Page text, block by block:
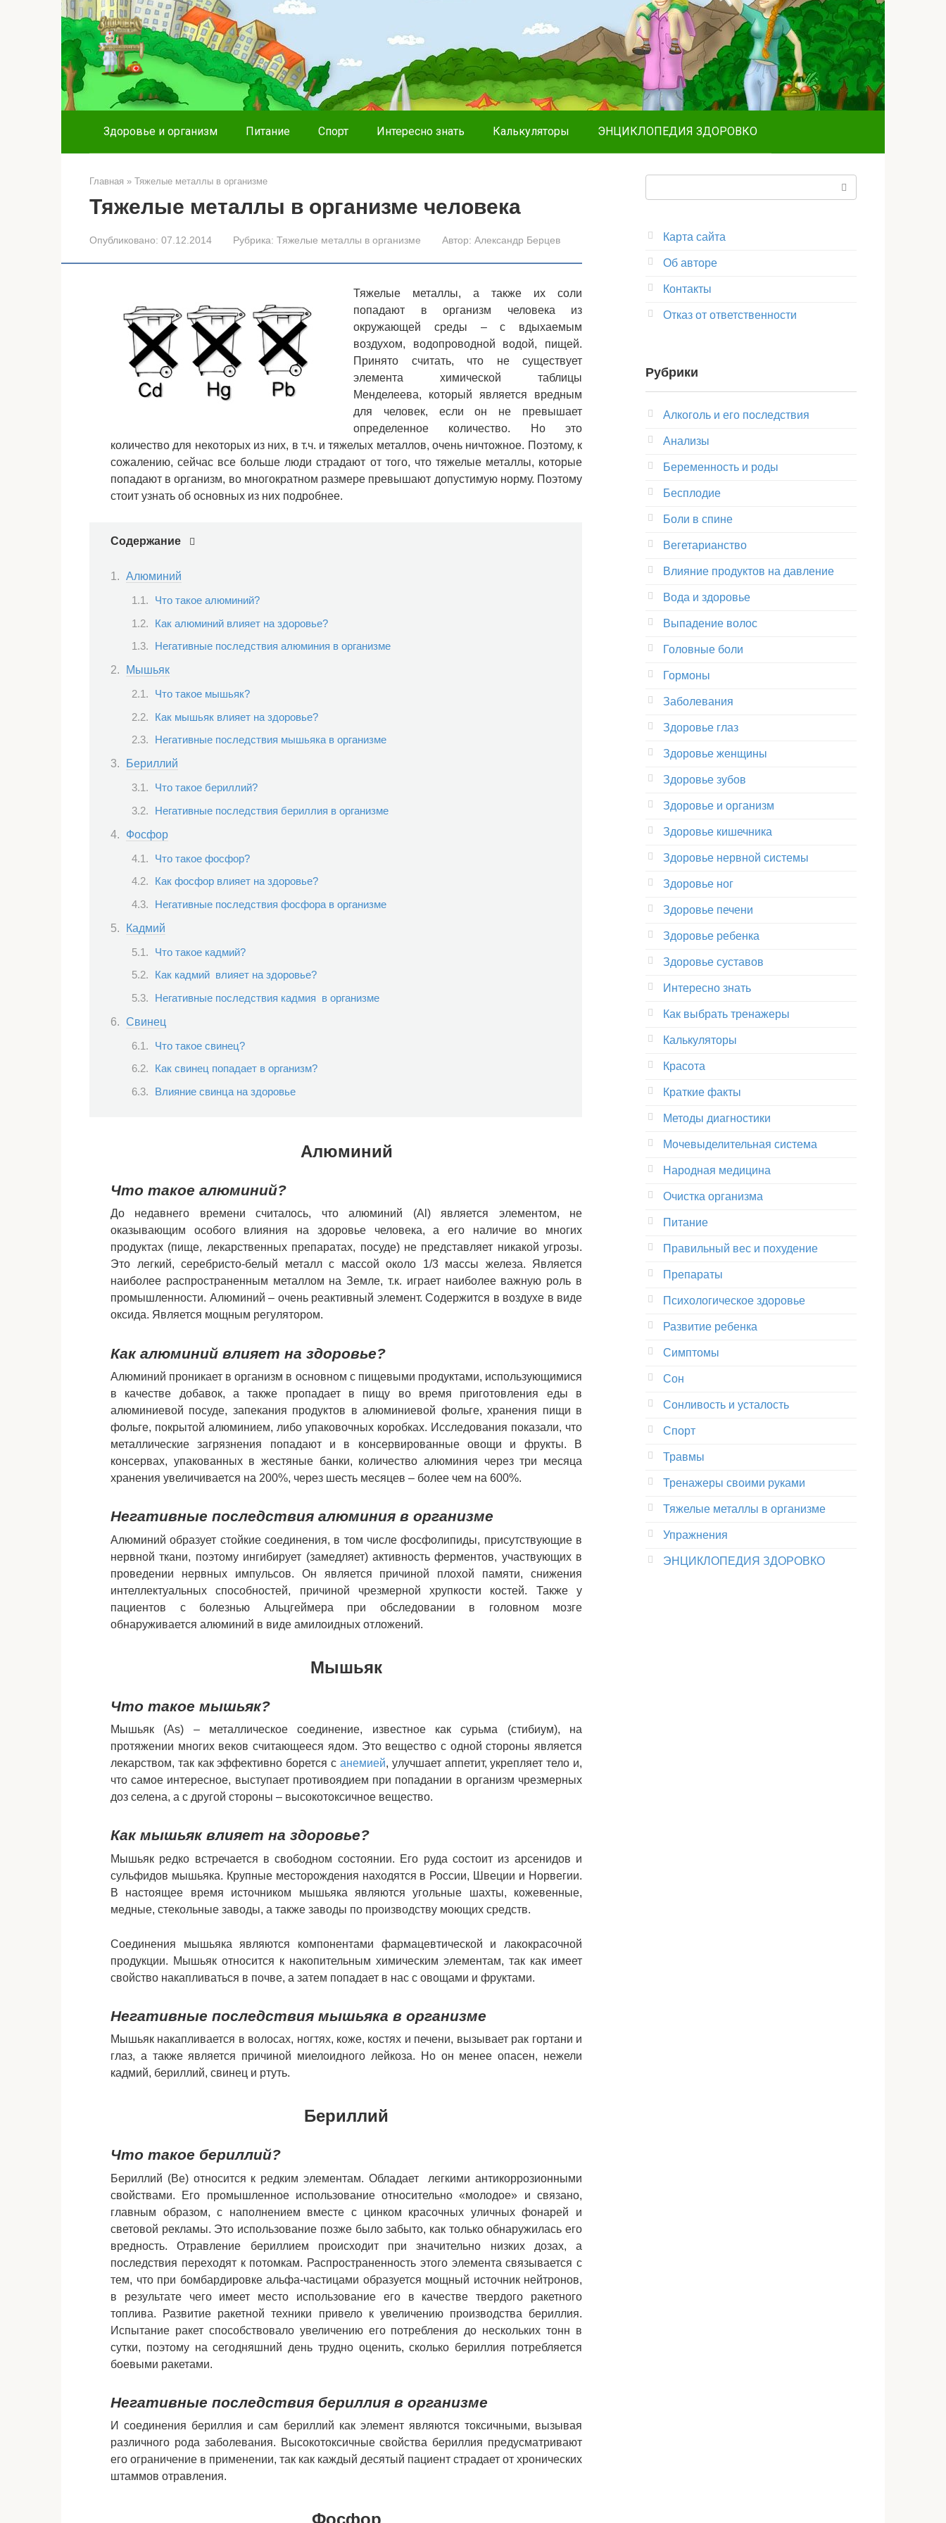
Здоровье и организм Питание Спорт Интересно знать Калькуляторы ЭНЦИКЛОПЕДИЯ ЗДОРОВКО
Главная » Тяжелые металлы в организме
Тяжелые металлы в организме человека
Опубликовано: 07.12.2014 Рубрика: Тяжелые металлы в организме Автор: Александр Берцев
Тяжелые металлы, а также их соли
попадают в организм человека из
окружающей среды – с вдыхаемым
воздухом, водопроводной водой, пищей.
Принято считать, что не существует
элемента химической таблицы
Менделеева, который является вредным
для человек, если он не превышает
определенное количество. Но это
количество для некоторых из них, в т.ч. и тяжелых металлов, очень ничтожное. Поэтому, к
сожалению, сейчас все больше люди страдают от того, что тяжелые металлы, которые
попадают в организм, во многократном размере превышают допустимую норму. Поэтому
стоит узнать об основных из них подробнее.
Содержание
Алюминий
Что такое алюминий?
Как алюминий влияет на здоровье?
Негативные последствия алюминия в организме
Мышьяк
Что такое мышьяк?
Как мышьяк влияет на здоровье?
Негативные последствия мышьяка в организме
Бериллий
Что такое бериллий?
Негативные последствия бериллия в организме
Фосфор
Что такое фосфор?
Как фосфор влияет на здоровье?
Негативные последствия фосфора в организме
Кадмий
Что такое кадмий?
Как кадмий влияет на здоровье?
Негативные последствия кадмия в организме
Свинец
Что такое свинец?
Как свинец попадает в организм?
Влияние свинца на здоровье
Алюминий
Что такое алюминий?
До недавнего времени считалось, что алюминий (Al) является элементом, не
оказывающим особого влияния на здоровье человека, а его наличие во многих
продуктах (пище, лекарственных препаратах, посуде) не представляет никакой угрозы.
Это легкий, серебристо-белый металл с массой около 1/3 массы железа. Является
наиболее распространенным металлом на Земле, т.к. играет наиболее важную роль в
промышленности. Алюминий – очень реактивный элемент. Содержится в воздухе в виде
оксида. Является мощным регулятором.
Как алюминий влияет на здоровье?
Алюминий проникает в организм в основном с пищевыми продуктами, использующимися
в качестве добавок, а также пропадает в пищу во время приготовления еды в
алюминиевой посуде, запекания продуктов в алюминиевой фольге, хранения пищи в
фольге, покрытой алюминием, либо упаковочных коробках. Исследования показали, что
металлические загрязнения попадают и в консервированные овощи и фрукты. В
консервах, упакованных в жестяные банки, количество алюминия через три месяца
хранения увеличивается на 200%, через шесть месяцев – более чем на 600%.
Негативные последствия алюминия в организме
Алюминий образует стойкие соединения, в том числе фосфолипиды, присутствующие в
нервной ткани, поэтому ингибирует (замедляет) активность ферментов, участвующих в
проведении нервных импульсов. Он является причиной плохой памяти, снижения
интеллектуальных способностей, причиной чрезмерной хрупкости костей. Также у
пациентов с болезнью Альцгеймера при обследовании в головном мозге
обнаруживается алюминий в виде амилоидных отложений.
Мышьяк
Что такое мышьяк?
Мышьяк (As) – металлическое соединение, известное как сурьма (стибиум), на
протяжении многих веков считающееся ядом. Это вещество с одной стороны является
лекарством, так как эффективно борется с анемией, улучшает аппетит, укрепляет тело и,
что самое интересное, выступает противоядием при попадании в организм чрезмерных
доз селена, а с другой стороны – высокотоксичное вещество.
Как мышьяк влияет на здоровье?
Мышьяк редко встречается в свободном состоянии. Его руда состоит из арсенидов и
сульфидов мышьяка. Крупные месторождения находятся в России, Швеции и Норвегии.
В настоящее время источником мышьяка являются угольные шахты, кожевенные,
медные, стекольные заводы, а также заводы по производству моющих средств.
Соединения мышьяка являются компонентами фармацевтической и лакокрасочной
продукции. Мышьяк относится к накопительным химическим элементам, так как имеет
свойство накапливаться в почве, а затем попадает в нас с овощами и фруктами.
Негативные последствия мышьяка в организме
Мышьяк накапливается в волосах, ногтях, коже, костях и печени, вызывает рак гортани и
глаз, а также является причиной миелоидного лейкоза. Но он менее опасен, нежели
кадмий, бериллий, свинец и ртуть.
Бериллий
Что такое бериллий?
Бериллий (Be) относится к редким элементам. Обладает легкими антикоррозионными
свойствами. Его промышленное использование относительно «молодое» и связано,
главным образом, с наполнением вместе с цинком красочных уличных фонарей и
световой рекламы. Это использование позже было забыто, как только обнаружилась его
вредность. Отравление бериллием происходит при значительно низких дозах, а
последствия переходят к потомкам. Распространенность этого элемента связывается с
тем, что при бомбардировке альфа-частицами образуется мощный источник нейтронов,
в результате чего имеет место использование его в качестве твердого ракетного
топлива. Развитие ракетной техники привело к увеличению производства бериллия.
Испытание ракет способствовало увеличению его потребления до нескольких тонн в
сутки, поэтому на сегодняшний день трудно оценить, сколько бериллия потребляется
боевыми ракетами.
Негативные последствия бериллия в организме
И соединения бериллия и сам бериллий как элемент являются токсичными, вызывая
различного рода заболевания. Высокотоксичные свойства бериллия предусматривают
его ограничение в применении, так как каждый десятый пациент страдает от хронических
штаммов отравления.
Карта сайта
Об авторе
Контакты
Отказ от ответственности
Рубрики
Алкоголь и его последствия
Анализы
Беременность и роды
Бесплодие
Боли в спине
Вегетарианство
Влияние продуктов на давление
Вода и здоровье
Выпадение волос
Головные боли
Гормоны
Заболевания
Здоровье глаз
Здоровье женщины
Здоровье зубов
Здоровье и организм
Здоровье кишечника
Здоровье нервной системы
Здоровье ног
Здоровье печени
Здоровье ребенка
Здоровье суставов
Интересно знать
Как выбрать тренажеры
Калькуляторы
Красота
Краткие факты
Методы диагностики
Мочевыделительная система
Народная медицина
Очистка организма
Питание
Правильный вес и похудение
Препараты
Психологическое здоровье
Развитие ребенка
Симптомы
Сон
Сонливость и усталость
Спорт
Травмы
Тренажеры своими руками
Тяжелые металлы в организме
Упражнения
ЭНЦИКЛОПЕДИЯ ЗДОРОВКО